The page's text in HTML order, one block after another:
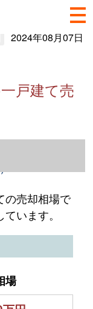
2024年08月07日
戸建て売
の売却相場で
います。
場